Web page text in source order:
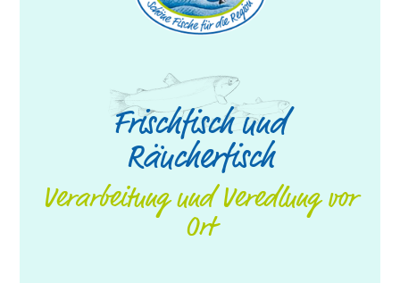
Frischfisch und
Räucherfisch
Verarbeitung und Veredlung vor
Ort